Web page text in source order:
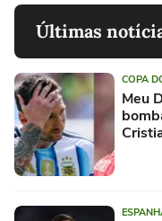
Últimas
COPA
Meu